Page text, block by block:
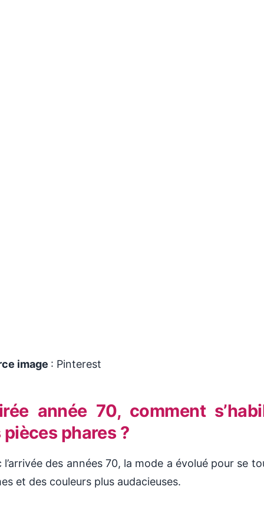
image : Pinterest
année 70, comment
pièces phares ?
l’arrivée des années 70, la mode a évolué pour se
et des couleurs plus audacieuses.